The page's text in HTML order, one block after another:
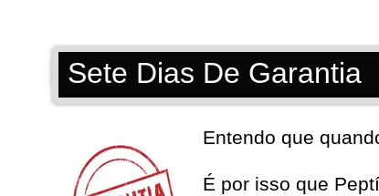
Sete Dias De Garantia
Entendo que
É por isso que